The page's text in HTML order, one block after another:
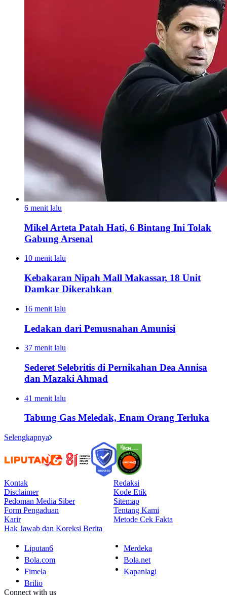
6 menit lalu
Mikel Arteta Patah Hati, 6 Bintang Ini Tolak
Gabung Arsenal
10 menit lalu
Kebakaran Nipah Mall Makassar, 18 Unit
Damkar Dikerahkan
16 menit lalu
Ledakan dari Pemusnahan Amunisi
37 menit lalu
Sederet Selebritis di Pernikahan Dea Annisa
dan Mazaki Ahmad
41 menit lalu
Tabung Gas Meledak, Enam Orang Terluka
Selengkapnya
Kontak
Redaksi
Disclaimer
Kode Etik
Pedoman Media Siber
Sitemap
Form Pengaduan
Tentang Kami
Karir
Metode Cek Fakta
Hak Jawab dan Koreksi Berita
Liputan6
Merdeka
Bola.com
Bola.net
Fimela
Kapanlagi
Brilio
Connect with us